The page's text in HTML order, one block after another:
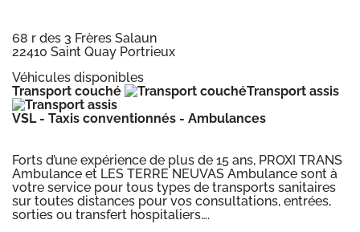
68 r des 3 Frères Salaun
22410 Saint Quay Portrieux
Véhicules disponibles
Transport couché
Transport assis
VSL - Taxis conventionnés - Ambulances
Forts d’une expérience de plus de 15 ans, PROXI TRANS
Ambulance et LES TERRE NEUVAS Ambulance sont à
votre service pour tous types de transports sanitaires
sur toutes distances pour vos consultations, entrées,
sorties ou transfert hospitaliers….